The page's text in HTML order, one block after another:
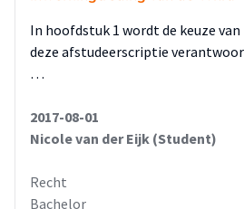
In hoofdstuk 1 wordt de keuze
deze afstudeerscriptie
…
2017-08-01
Nicole van der Eijk (Student)
Recht
Bachelor